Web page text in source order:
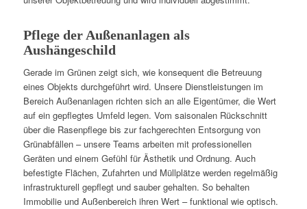
Pflege der Außenanlagen als
Aushängeschild
Gerade im Grünen zeigt sich, wie konsequent die Betreuung
eines Objekts durchgeführt wird. Unsere Dienstleistungen im
Bereich Außenanlagen richten sich an alle Eigentümer, die Wert
auf ein gepflegtes Umfeld legen. Vom saisonalen Rückschnitt
über die Rasenpflege bis zur fachgerechten Entsorgung von
Grünabfällen – unsere Teams arbeiten mit professionellen
Geräten und einem Gefühl für Ästhetik und Ordnung. Auch
befestigte Flächen, Zufahrten und Müllplätze werden regelmäßig
infrastrukturell gepflegt und sauber gehalten. So behalten
Immobilie und Außenbereich ihren Wert – funktional wie optisch.